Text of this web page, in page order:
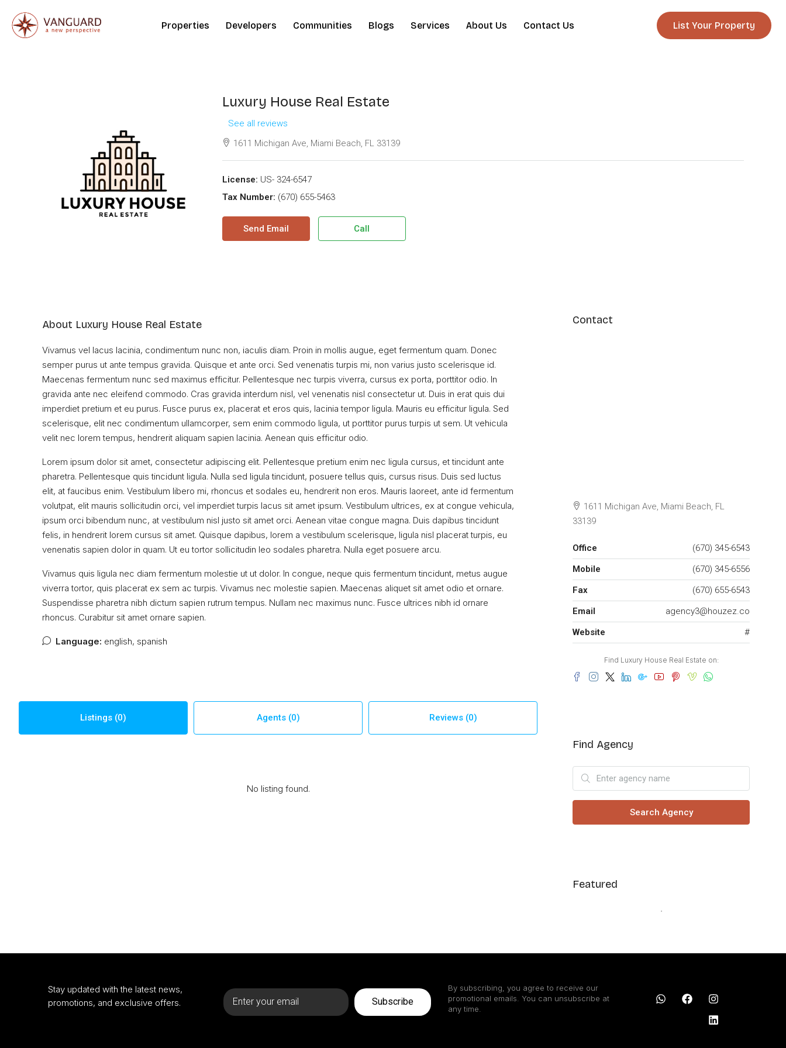
Properties Developers Communities Blogs Services About Us Contact Us List Your Property
Luxury House Real Estate
See all reviews
1611 Michigan Ave, Miami Beach, FL 33139
License: US- 324-6547
Tax Number: (670) 655-5463
Send Email Call
About Luxury House Real Estate
Vivamus vel lacus lacinia, condimentum nunc non, iaculis diam. Proin in mollis augue, eget fermentum quam. Donec
semper purus ut ante tempus gravida. Quisque et ante orci. Sed venenatis turpis mi, non varius justo scelerisque id.
Maecenas fermentum nunc sed maximus efficitur. Pellentesque nec turpis viverra, cursus ex porta, porttitor odio. In
gravida ante nec eleifend commodo. Cras gravida interdum nisl, vel venenatis nisl consectetur ut. Duis in erat quis dui
imperdiet pretium et eu purus. Fusce purus ex, placerat et eros quis, lacinia tempor ligula. Mauris eu efficitur ligula. Sed
scelerisque, elit nec condimentum ullamcorper, sem enim commodo ligula, ut porttitor purus turpis ut sem. Ut vehicula
velit nec lorem tempus, hendrerit aliquam sapien lacinia. Aenean quis efficitur odio.
Lorem ipsum dolor sit amet, consectetur adipiscing elit. Pellentesque pretium enim nec ligula cursus, et tincidunt ante
pharetra. Pellentesque quis tincidunt ligula. Nulla sed ligula tincidunt, posuere tellus quis, cursus risus. Duis sed luctus
elit, at faucibus enim. Vestibulum libero mi, rhoncus et sodales eu, hendrerit non eros. Mauris laoreet, ante id fermentum
volutpat, elit mauris sollicitudin orci, vel imperdiet turpis lacus sit amet ipsum. Vestibulum ultrices, ex at congue vehicula,
ipsum orci bibendum nunc, at vestibulum nisl justo sit amet orci. Aenean vitae congue magna. Duis dapibus tincidunt
felis, in hendrerit lorem cursus sit amet. Quisque dapibus, lorem a vestibulum scelerisque, ligula nisl placerat turpis, eu
venenatis sapien dolor in quam. Ut eu tortor sollicitudin leo sodales pharetra. Nulla eget posuere arcu.
Vivamus quis ligula nec diam fermentum molestie ut ut dolor. In congue, neque quis fermentum tincidunt, metus augue
viverra tortor, quis placerat ex sem ac turpis. Vivamus nec molestie sapien. Maecenas aliquet sit amet odio et ornare.
Suspendisse pharetra nibh dictum sapien rutrum tempus. Nullam nec maximus nunc. Fusce ultrices nibh id ornare
rhoncus. Curabitur sit amet ornare sapien.
Language: english, spanish
Listings (0) Agents (0) Reviews (0)
No listing found.
Contact
1611 Michigan Ave, Miami Beach, FL
33139
Office
(670) 345-6543
Mobile
(670) 345-6556
Fax
(670) 655-6543
Email
agency3@houzez.co
Website
#
Find Luxury House Real Estate on:
Find Agency
Search Agency
Featured
Stay updated with the latest news,
promotions, and exclusive offers.
Subscribe
By subscribing, you agree to receive our
promotional emails. You can unsubscribe at
any time.